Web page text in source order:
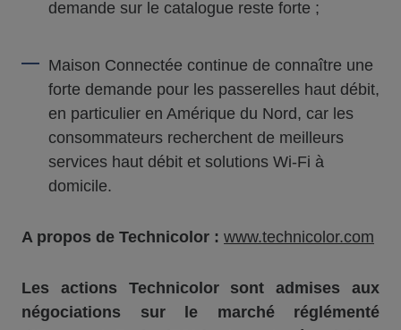
demande sur le catalogue reste forte ;
Maison Connectée continue de connaître une
forte demande pour les passerelles haut débit,
en particulier en Amérique du Nord, car les
consommateurs recherchent de meilleurs
services haut débit et solutions Wi-Fi à
domicile.
A propos de Technicolor : www.technicolor.com
Les actions Technicolor sont admises aux
négociations sur le marché réglémenté